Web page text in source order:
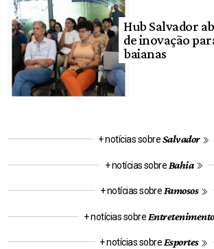
Hub Salvador
de inovação
baianas
+ notícias sobreSalvador
+ notícias sobre Bahia
+ notícias sobreFamosos
+ notícias sobre Entretenimento
+ notícias sobreEsportes